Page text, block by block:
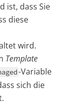
ist, dass Sie
diese
wird.
Template
-Variable
sich die